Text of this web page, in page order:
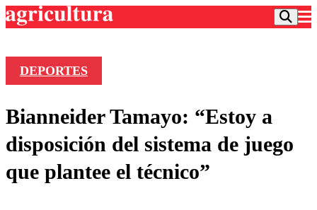
Frecuencias
Agricultura TV
Deportes
Colo Colo
Entretención
DEPORTES
Bianneider Tamayo: “Estoy a
disposición del sistema de juego
que plantee el técnico”